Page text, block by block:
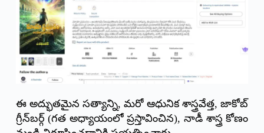
ఈ అద్భుతమైన సత్యాన్ని, మరో ఆధునిక శాస్త్రవేత్త, జాకోబ్
గ్రీన్‌బర్గ్ (గత అధ్యాయంలో ప్రస్తావించిన), నాడీ శాస్త్ర కోణం